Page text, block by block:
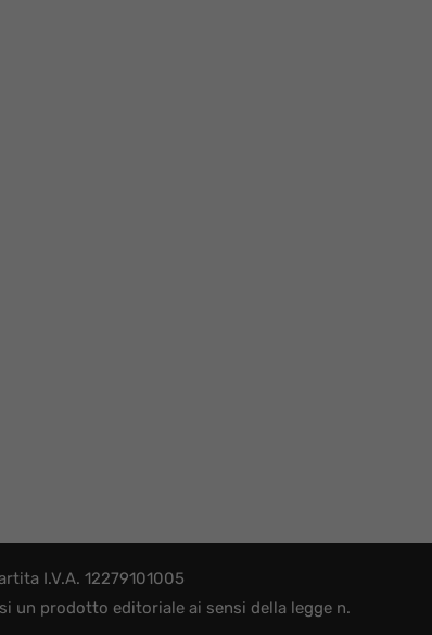
I.V.A. 12279101005
un prodotto editoriale ai sensi della legge n.